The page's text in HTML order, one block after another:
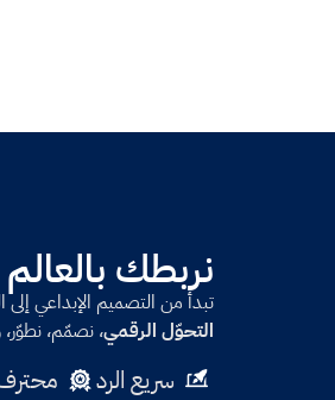
نربطك
تبدأ من التصميم الإبداعي إلى
التحوّل الرقمي، نصمّم،
سريع الرد